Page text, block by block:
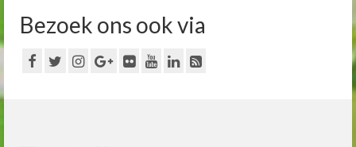
Bezoek ons ook via